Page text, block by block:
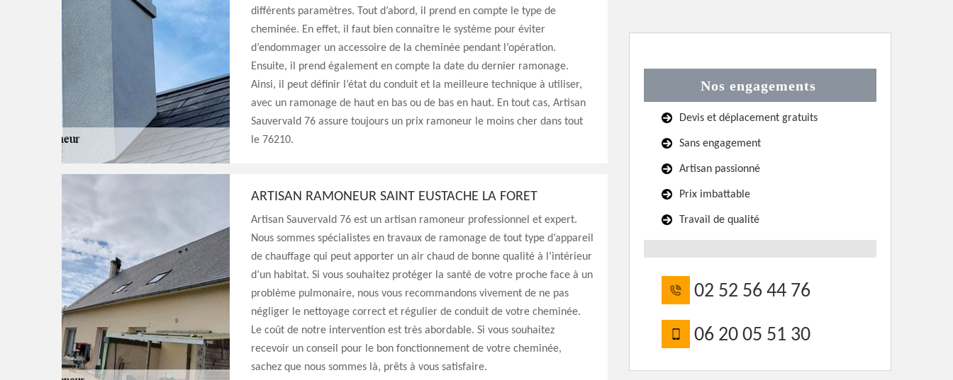
différents paramètres. Tout d’abord, il prend en compte le type de
cheminée. En effet, il faut bien connaître le système pour éviter
d’endommager un accessoire de la cheminée pendant l’opération.
Ensuite, il prend également en compte la date du dernier ramonage.
Ainsi, il peut définir l’état du conduit et la meilleure technique à utiliser,
avec un ramonage de haut en bas ou de bas en haut. En tout cas, Artisan
Sauvervald 76 assure toujours un prix ramoneur le moins cher dans tout
le 76210.
ARTISAN RAMONEUR SAINT EUSTACHE LA FORET
Artisan Sauvervald 76 est un artisan ramoneur professionnel et expert.
Nous sommes spécialistes en travaux de ramonage de tout type d’appareil
de chauffage qui peut apporter un air chaud de bonne qualité à l’intérieur
d’un habitat. Si vous souhaitez protéger la santé de votre proche face à un
problème pulmonaire, nous vous recommandons vivement de ne pas
négliger le nettoyage correct et régulier de conduit de votre cheminée.
Le coût de notre intervention est très abordable. Si vous souhaitez
recevoir un conseil pour le bon fonctionnement de votre cheminée,
sachez que nous sommes là, prêts à vous satisfaire.
Nos engagements
Devis et déplacement gratuits
Sans engagement
Artisan passionné
Prix imbattable
Travail de qualité
02 52 56 44 76
06 20 05 51 30